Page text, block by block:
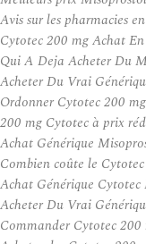
Avis sur les pharmacies
Cytotec 200 mg Achat
Qui A Deja Acheter Du
Acheter Du Vrai
Ordonner Cytotec 200
200 mg Cytotec à prix
Achat Générique
Combien coûte le
Achat Générique Cytotec
Acheter Du Vrai
Commander Cytotec